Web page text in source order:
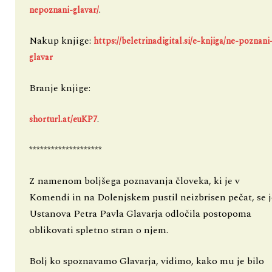
nepoznani-glavar/.
Nakup knjige: https://beletrinadigital.si/e-knjiga/ne-
glavar
Branje knjige:
shorturl.at/euKP7.
********************
Z namenom boljšega poznavanja človeka, ki je v
Komendi in na Dolenjskem pustil neizbrisen pečat, se
Ustanova Petra Pavla Glavarja odločila postopoma
oblikovati spletno stran o njem.
Bolj ko spoznavamo Glavarja, vidimo, kako mu je bilo